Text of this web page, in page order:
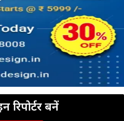
रिपोर्टर बनें